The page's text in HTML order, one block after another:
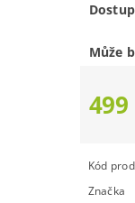
Může
499
Kód
Značka